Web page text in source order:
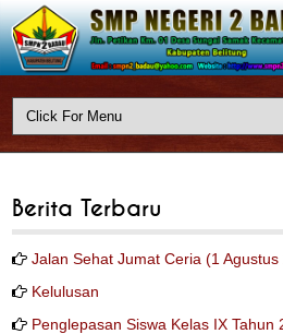
Berita Terbaru
Jalan Sehat Jumat Ceria (1 Agustus
Kelulusan
Penglepasan Siswa Kelas IX Tahun